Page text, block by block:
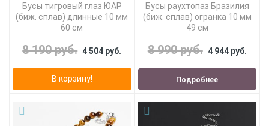
Бусы тигровый глаз ЮАР
(биж. сплав) длинные 10 мм
60 см
8 190 руб. 4 504 руб.
В корзину!
Бусы раухтопаз Бразилия
(биж. сплав) огранка 10 мм
49 см
8 990 руб. 4 944 руб.
Подробнее